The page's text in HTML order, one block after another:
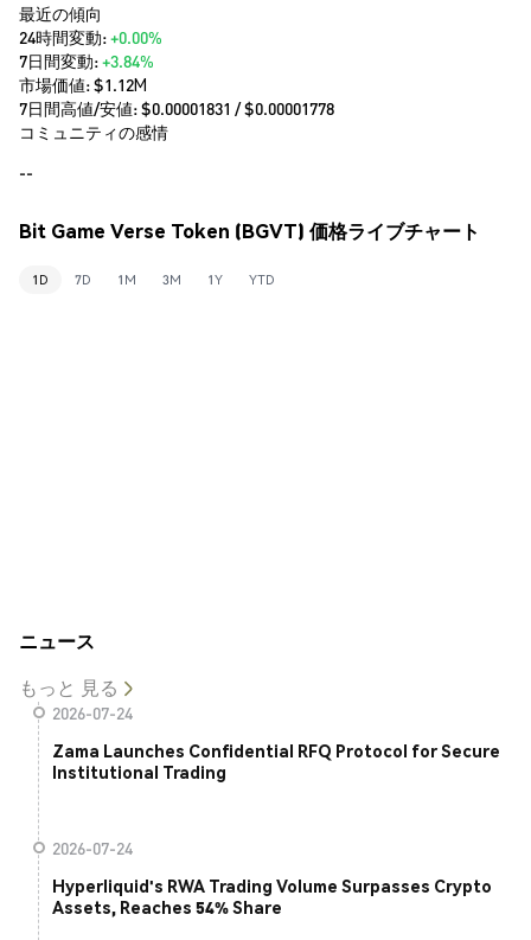
最近の傾向
24時間変動:+0.00%
7日間変動:+3.84%
市場価値:$1.12M
7日間高値/安値: $0.00001831 / $0.00001778
コミュニティの感情
--
Bit Game Verse Token (BGVT) 価格ライブチャート
1D 7D 1M 3M 1Y YTD
ニュース
もっと 見る
2026-07-24
Zama Launches Confidential RFQ Protocol for Secure
Institutional Trading
2026-07-24
Hyperliquid's RWA Trading Volume Surpasses Crypto
Assets, Reaches 54% Share